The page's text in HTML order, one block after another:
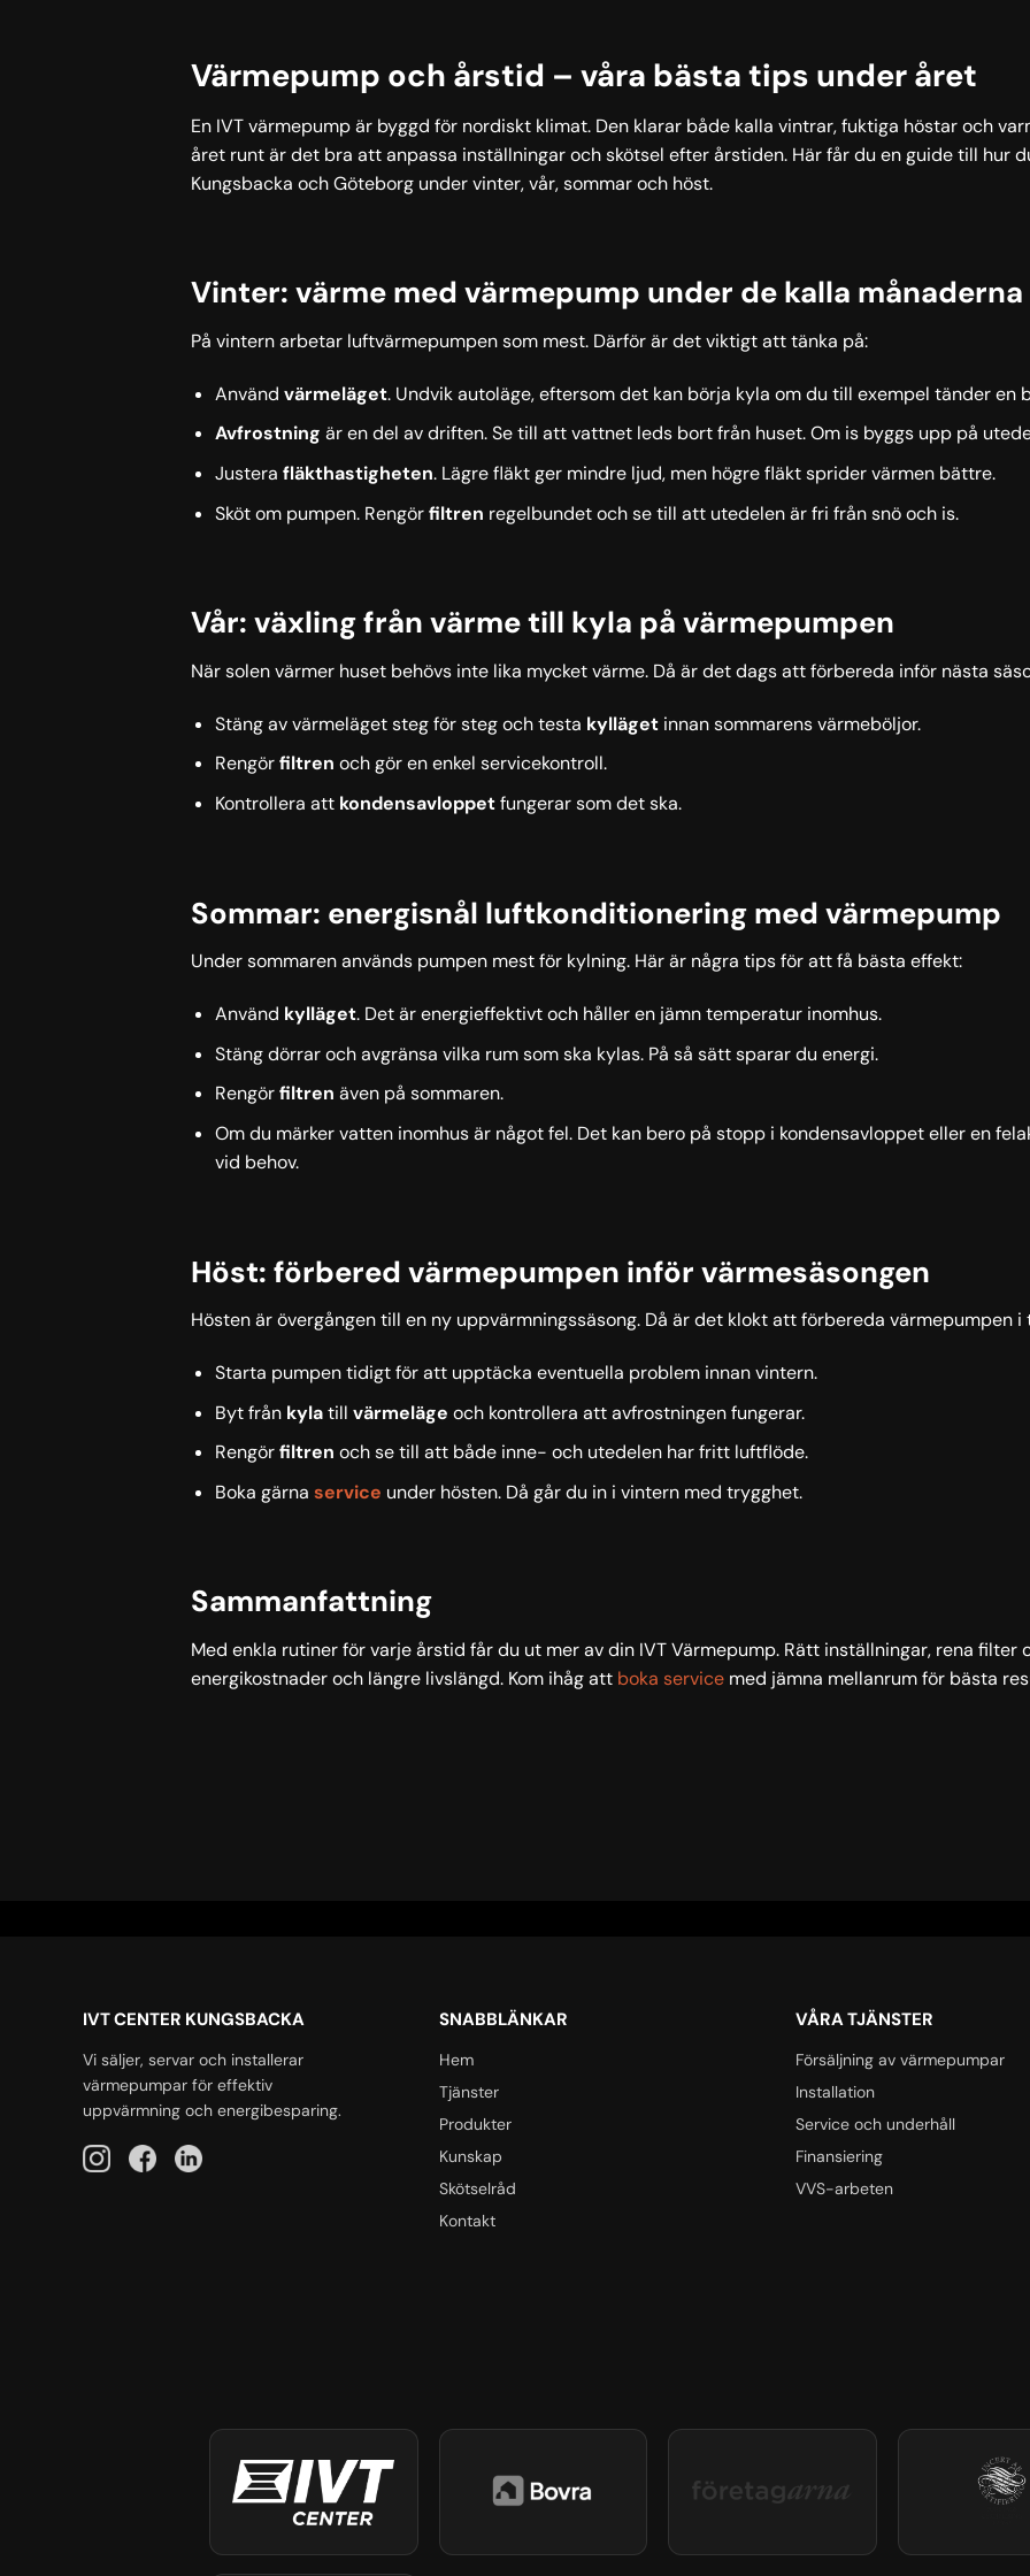
Värmepump och årstid – våra bästa tips under året
En IVT värmepump är byggd för nordiskt klimat. Den klarar både kalla vintrar, fuktiga höstar och
året runt är det bra att anpassa inställningar och skötsel efter årstiden. Här får du en guide till hur
Kungsbacka och Göteborg under vinter, vår, sommar och höst.
Vinter: värme med värmepump under de kalla månaderna
På vintern arbetar luftvärmepumpen som mest. Därför är det viktigt att tänka på:
Använd värmeläget. Undvik autoläge, eftersom det kan börja kyla om du till exempel tänder en
Avfrostning är en del av driften. Se till att vattnet leds bort från huset. Om is byggs upp på
Justera fläkthastigheten. Lägre fläkt ger mindre ljud, men högre fläkt sprider värmen bättre.
Sköt om pumpen. Rengörfiltren regelbundet och se till att utedelen är fri från snö och is.
Vår: växling från värme till kyla på värmepumpen
När solen värmer huset behövs inte lika mycket värme. Då är det dags att förbereda inför nästa
Stäng av värmeläget steg för steg och testa kyllägetinnan sommarens värmeböljor.
Rengörfiltren och gör en enkel servicekontroll.
Kontrollera att kondensavloppetfungerar som det ska.
Sommar: energisnål luftkonditionering med värmepump
Under sommaren används pumpen mest för kylning. Här är några tips för att få bästa effekt:
Använd kylläget. Det är energieffektivt och håller en jämn temperatur inomhus.
Stäng dörrar och avgränsa vilka rum som ska kylas. På så sätt sparar du energi.
Rengörfiltren även på sommaren.
Om du märker vatten inomhus är något fel. Det kan bero på stopp i kondensavloppet eller en
vid behov.
Höst: förbered värmepumpen inför värmesäsongen
Hösten är övergången till en ny uppvärmningssäsong. Då är det klokt att förbereda värmepumpen i
Starta pumpen tidigt för att upptäcka eventuella problem innan vintern.
Byt från kylatill värmeläge och kontrollera att avfrostningen fungerar.
Rengörfiltren och se till att både inne- och utedelen har fritt luftflöde.
Boka gärna service under hösten. Då går du in i vintern med trygghet.
Sammanfattning
Med enkla rutiner för varje årstid får du ut mer av din IVT Värmepump. Rätt inställningar, rena filter
energikostnader och längre livslängd. Kom ihåg att boka service med jämna mellanrum för bästa
IVT CENTER KUNGSBACKA
Vi säljer, servar och installerar
värmepumpar för effektiv
uppvärmning och energibesparing.
SNABBLÄNKAR
Hem
Tjänster
Produkter
Kunskap
Skötselråd
Kontakt
VÅRA TJÄNSTER
Försäljning av värmepumpar
Installation
Service och underhåll
Finansiering
VVS-arbeten